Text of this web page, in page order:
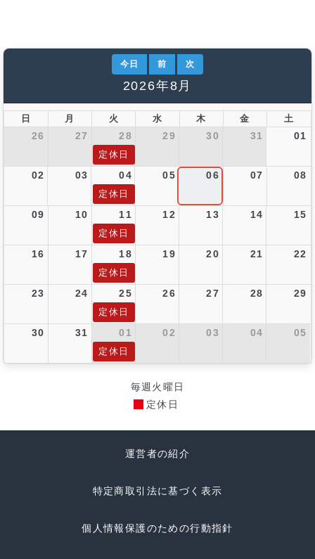
今日 前 次
2026年8月
日 月 火 水 木 金 土
26 27 28 29 30 31 01
定休日
02 03 04 05 06 07 08
定休日
09 10 11 12 13 14 15
定休日
16 17 18 19 20 21 22
定休日
23 24 25 26 27 28 29
定休日
30 31 01 02 03 04 05
定休日
毎週火曜日
定休日
運営者の紹介
特定商取引法に基づく表示
個人情報保護のための行動指針